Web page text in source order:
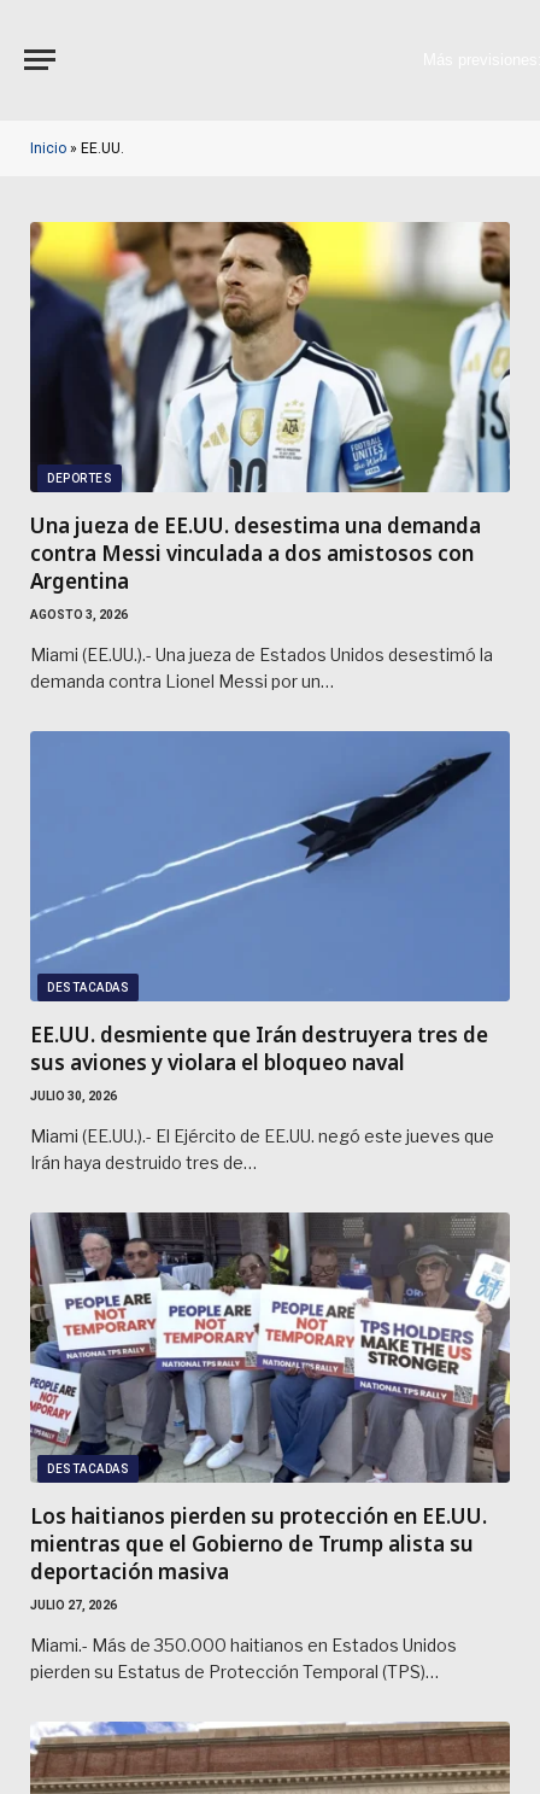
Inicio » EE.UU.
DEPORTES
Una jueza de EE.UU. desestima una demanda
contra Messi vinculada a dos amistosos con
Argentina
AGOSTO 3, 2026
Miami (EE.UU.).- Una jueza de Estados Unidos desestimó la
demanda contra Lionel Messi por un…
DESTACADAS
EE.UU. desmiente que Irán destruyera tres de
sus aviones y violara el bloqueo naval
JULIO 30, 2026
Miami (EE.UU.).- El Ejército de EE.UU. negó este jueves que
Irán haya destruido tres de…
DESTACADAS
Los haitianos pierden su protección en EE.UU.
mientras que el Gobierno de Trump alista su
deportación masiva
JULIO 27, 2026
Miami.- Más de 350.000 haitianos en Estados Unidos
pierden su Estatus de Protección Temporal (TPS)…